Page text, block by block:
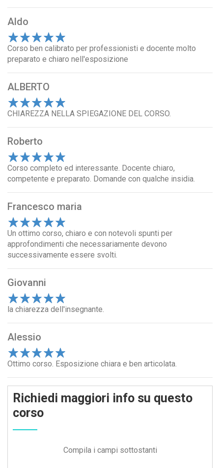
Aldo
5
4
3
2
1
Corso ben calibrato per professionisti e docente molto
preparato e chiaro nell'esposizione
ALBERTO
5
4
3
2
1
CHIAREZZA NELLA SPIEGAZIONE DEL CORSO.
Roberto
5
4
3
2
1
Corso completo ed interessante. Docente chiaro,
competente e preparato. Domande con qualche insidia.
Francesco maria
5
4
3
2
1
Un ottimo corso, chiaro e con notevoli spunti per
approfondimenti che necessariamente devono
successivamente essere svolti.
Giovanni
5
4
3
2
1
la chiarezza dell'insegnante.
Alessio
5
4
3
2
1
Ottimo corso. Esposizione chiara e ben articolata.
Richiedi maggiori info su questo
corso
Compila i campi sottostanti